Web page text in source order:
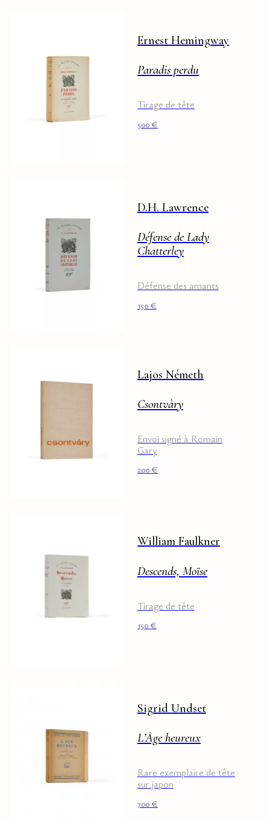
Ernest Hemingway
Paradis perdu
Tirage de tête
500€
D.H. Lawrence
Défense de Lady
Chatterley
Défense des amants
150€
Lajos Németh
Csontvàry
Envoi signé à Romain
Gary
200€
William Faulkner
Descends, Moïse
Tirage de tête
150€
Sigrid Undset
L’Âge heureux
Rare exemplaire de tête
sur japon
700€